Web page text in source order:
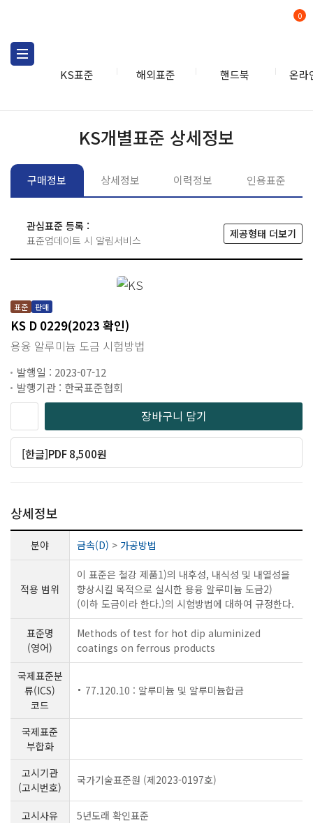
KS표준 해외표준 핸드북 온라
0
KS개별표준 상세정보
구매정보 상세정보 이력정보 인용표준
관심표준 등록 :
표준업데이트 시 알림서비스
제공형태 더보기
표준 판매
KS D 0229(2023 확인)
용융 알루미늄 도금 시험방법
발행일 : 2023-07-12
발행기관 : 한국표준협회
장바구니 담기
[한글]PDF 8,500원
상세정보
분야 금속(D) > 가공방법
적용 범위
이 표준은 철강 제품1)의 내후성, 내식성 및 내열성을
향상시킬 목적으로 실시한 용융 알루미늄 도금2)
(이하 도금이라 한다.)의 시험방법에 대하여 규정한다.
표준명
(영어)
Methods of test for hot dip aluminized
coatings on ferrous products
국제표준분
류(ICS)
코드
77.120.10 : 알루미늄 및 알루미늄합금
국제표준
부합화
고시기관
(고시번호)
국가기술표준원 (제2023-0197호)
고시사유 5년도래 확인표준